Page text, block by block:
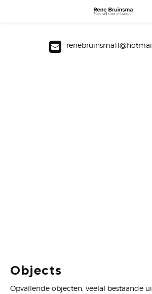
Objects
Opvallende objecten, veelal bestaande